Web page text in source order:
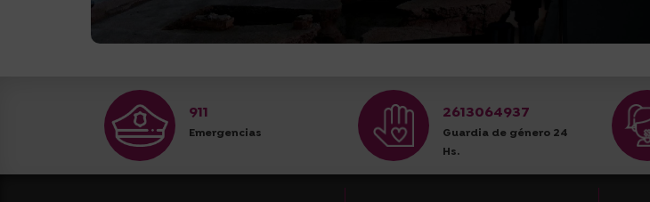
911
Emergencias
2613064937
Guardia de género 24
Hs.